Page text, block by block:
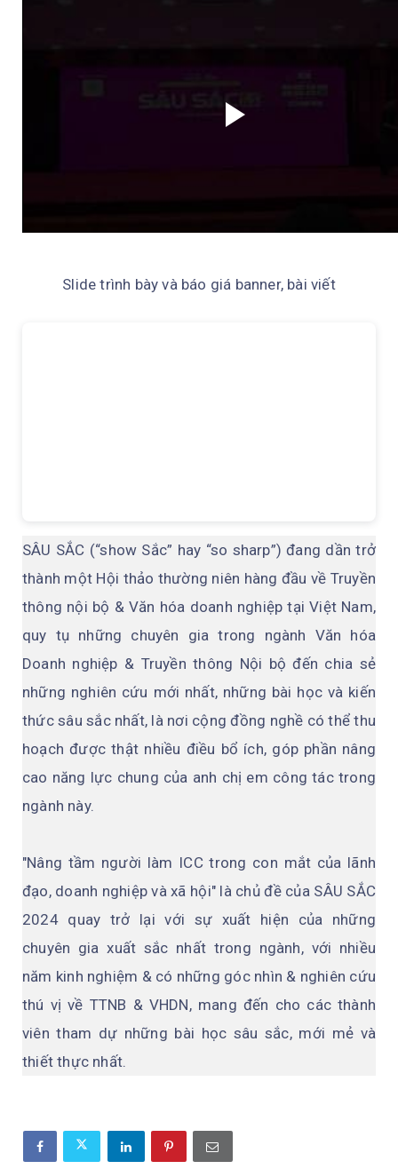
Slide trình bày và báo giá banner, bài viết
SÂU SẮC (“show Sắc” hay “so sharp”) đang dần trở
thành một Hội thảo thường niên hàng đầu về Truyền
thông nội bộ & Văn hóa doanh nghiệp tại Việt Nam,
quy tụ những chuyên gia trong ngành Văn hóa
Doanh nghiệp & Truyền thông Nội bộ đến chia sẻ
những nghiên cứu mới nhất, những bài học và kiến
thức sâu sắc nhất, là nơi cộng đồng nghề có thể thu
hoạch được thật nhiều điều bổ ích, góp phần nâng
cao năng lực chung của anh chị em công tác trong
ngành này.
"Nâng tầm người làm ICC trong con mắt của lãnh
đạo, doanh nghiệp và xã hội" là chủ đề của SÂU SẮC
2024 quay trở lại với sự xuất hiện của những
chuyên gia xuất sắc nhất trong ngành, với nhiều
năm kinh nghiệm & có những góc nhìn & nghiên cứu
thú vị về TTNB & VHDN, mang đến cho các thành
viên tham dự những bài học sâu sắc, mới mẻ và
thiết thực nhất.